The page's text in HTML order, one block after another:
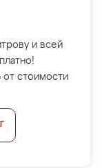
и всей
стоимости